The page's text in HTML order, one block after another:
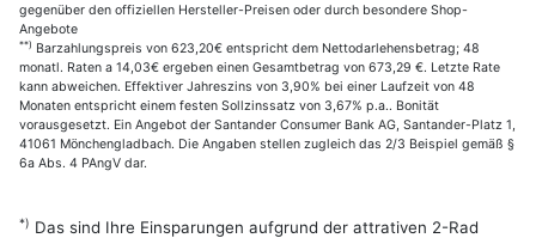
gegenüber den offiziellen Hersteller-Preisen oder durch besondere Shop-
Angebote
**) Barzahlungspreis von 623,20€ entspricht dem Nettodarlehensbetrag; 48
monatl. Raten a 14,03€ ergeben einen Gesamtbetrag von 673,29 €. Letzte Rate
kann abweichen. Effektiver Jahreszins von 3,90% bei einer Laufzeit von 48
Monaten entspricht einem festen Sollzinssatz von 3,67% p.a.. Bonität
vorausgesetzt. Ein Angebot der Santander Consumer Bank AG, Santander-Platz 1,
41061 Mönchengladbach. Die Angaben stellen zugleich das 2/3 Beispiel gemäß §
6a Abs. 4 PAngV dar.
*) Das sind Ihre Einsparungen aufgrund der attrativen 2-Rad